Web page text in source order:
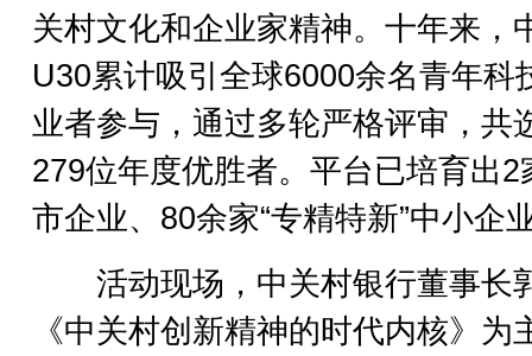
关村文化和企业家精神。十年来，
U30累计吸引全球6000余名青年科
业者参与，通过多轮严格评审，共
279位年度优胜者。平台已培育出2
市企业、80余家“专精特新”中小企
活动现场，中关村银行董事长
《中关村创新精神的时代内核》为